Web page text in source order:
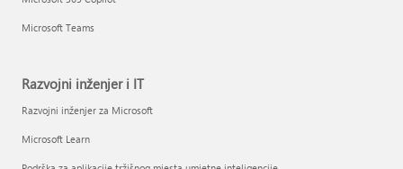
Microsoft Teams
Razvojni inženjer i IT
Razvojni inženjer za Microsoft
Microsoft Learn